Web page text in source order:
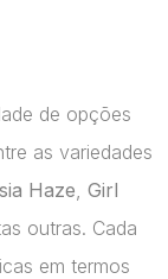
de opções
as variedades
Haze Girl
outras. Cada
em termos